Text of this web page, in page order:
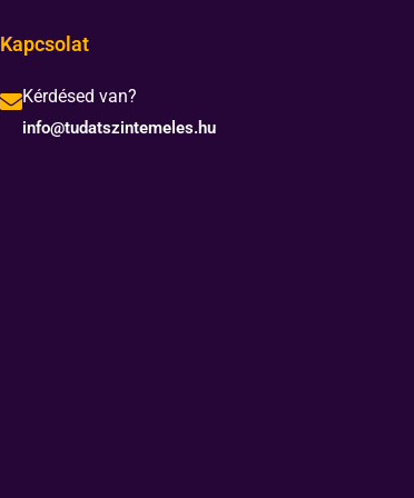
Kapcsolat
Kérdésed van?
info@tudatszintemeles.hu